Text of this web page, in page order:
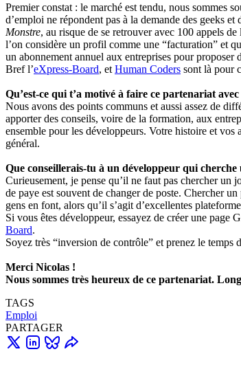
Premier constat : le marché est tendu, nous sommes
d’emploi ne répondent pas à la demande des geeks
Monstre, au risque de se retrouver avec 100 appels
l’on considère un profil comme une “facturation” et
un abonnement annuel aux entreprises pour proposer
Bref l’eXpress-Board, et Human Coders sont là pour
Qu’est-ce qui t’a motivé à faire ce partenariat avec
Nous avons des points communs et aussi assez de
apporter des conseils, voire de la formation, aux
ensemble pour les développeurs. Votre histoire et vos
général.
Que conseillerais-tu à un développeur qui
Curieusement, je pense qu’il ne faut pas chercher un
de paye est souvent de changer de poste. Chercher
gens en font, alors qu’il s’agit d’excellentes
Si vous êtes développeur, essayez de créer une
Board.
Soyez très “inversion de contrôle” et prenez le temps
Merci Nicolas !
Nous sommes très heureux de ce partenariat.
TAGS
Emploi
PARTAGER